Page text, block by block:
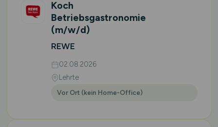
Koch
Betriebsgastronomie
(m/w/d)
REWE
02.08.2026
Lehrte
Vor Ort (kein Home-Office)